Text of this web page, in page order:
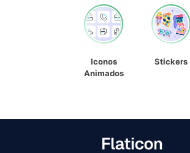
Iconos
Animados
Stickers